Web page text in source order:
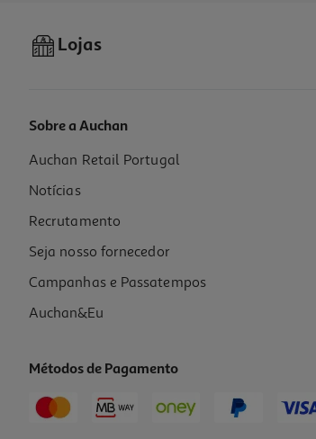
Lojas
Sobre a Auchan
Auchan Retail Portugal
Notícias
Recrutamento
Seja nosso fornecedor
Campanhas e Passatempos
Auchan&Eu
Métodos de Pagamento